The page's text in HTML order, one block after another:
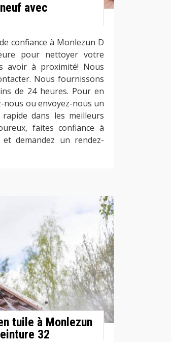
avec
confiance à Monlezun D
pour nettoyer votre
avoir à proximité! Nous
Nous fournissons
de 24 heures. Pour en
ou envoyez-nous un
dans les meilleurs
faites confiance à
demandez un rendez-
tuile à Monlezun
32